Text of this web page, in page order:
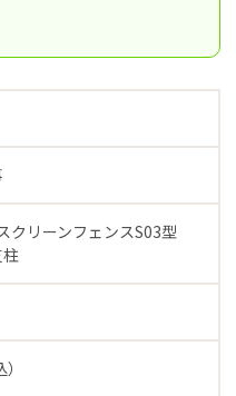
クリーンフェンスS03型